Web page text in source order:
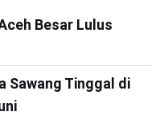
Besar Lulus
Sawang Tinggal di